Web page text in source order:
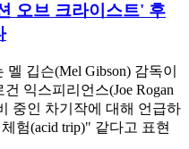
오브 크라이스트' 후
깁슨(Mel Gibson) 감독이
익스피리언스(Joe Rogan
중인 차기작에 대해 언급하
험(acid trip)" 같다고 표현